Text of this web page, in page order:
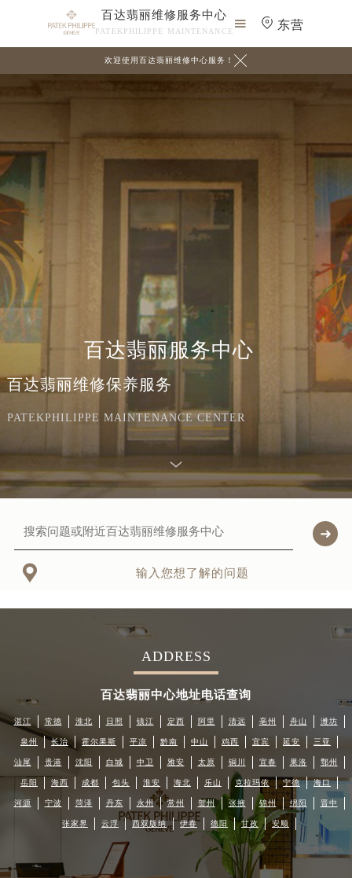
百达翡丽维修服务中心
PATEKPHILIPPE MAINTENANCE
 东营
欢迎使用百达翡丽维修中心服务！ 
百达翡丽服务中心
百达翡丽维修保养服务
PATEKPHILIPPE MAINTENANCE CENTER
 输入您想了解的问题
ADDRESS
百达翡丽中心地址电话查询
湛江 常德 淮北 日照 镇江 定西 阿里 清远 亳州 舟山 潍坊
泉州 长治 霍尔果斯 平凉 黔南 中山 鸡西 宜宾 延安 三亚
汕尾 贵港 沈阳 白城 中卫 雅安 太原 铜川 宜春 果洛 鄂州
岳阳 海西 成都 包头 淮安 海北 乐山 克拉玛依 宁德 海口
河源 宁波 菏泽 丹东 永州 常州 贺州 张掖 锦州 绵阳 晋中
张家界 云浮 西双版纳 伊春 德阳 甘孜 安顺